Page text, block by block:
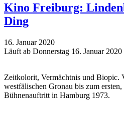
Kino Freiburg:
Ding
16. Januar 2020
Läuft ab Donnerstag 16. Januar
Zeitkolorit, Vermächtnis und Biopic.
westfälischen Gronau bis zum ersten,
Bühnenauftritt in Hamburg 1973.